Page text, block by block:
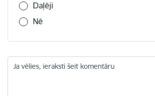
Daļēji
Nē
Ja vēlies, ieraksti šeit komentāru